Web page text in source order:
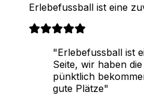
Erlebefussball ist eine
"Erlebefussball ist
Seite, wir haben
pünktlich
gute Plätze"